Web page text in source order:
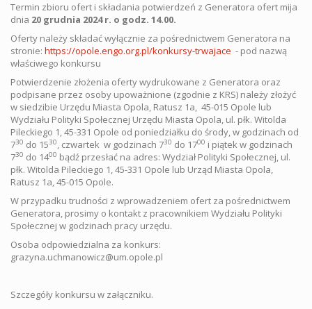
Termin zbioru ofert i składania potwierdzeń z Generatora ofert mija
dnia 20 grudnia 2024 r. o godz. 14.00.
Oferty należy składać wyłącznie za pośrednictwem Generatora na
stronie: https://opole.engo.org.pl/konkursy-trwajace - pod nazwą
właściwego konkursu
Potwierdzenie złożenia oferty wydrukowane z Generatora oraz
podpisane przez osoby upoważnione (zgodnie z KRS) należy złożyć
w siedzibie Urzędu Miasta Opola, Ratusz 1a, 45-015 Opole lub
Wydziału Polityki Społecznej Urzędu Miasta Opola, ul. płk. Witolda
Pileckiego 1, 45-331 Opole od poniedziałku do środy, w godzinach od
730 do 1530, czwartek w godzinach 730 do 1700 i piątek w godzinach
730 do 1400 bądź przesłać na adres: Wydział Polityki Społecznej, ul.
płk. Witolda Pileckiego 1, 45-331 Opole lub Urząd Miasta Opola,
Ratusz 1a, 45-015 Opole.
W przypadku trudności z wprowadzeniem ofert za pośrednictwem
Generatora, prosimy o kontakt z pracownikiem Wydziału Polityki
Społecznej w godzinach pracy urzędu.
Osoba odpowiedzialna za konkurs:
grazyna.uchmanowicz@um.opole.pl
Szczegóły konkursu w załączniku.